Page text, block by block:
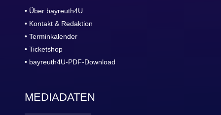
• Über bayreuth4U
• Kontakt & Redaktion
• Terminkalender
• Ticketshop
• bayreuth4U-PDF-Download
MEDIADATEN